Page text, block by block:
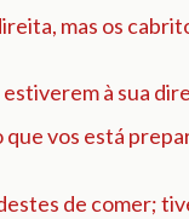
mas os
à sua
vos está
de comer;